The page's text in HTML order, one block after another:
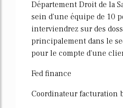
Département Droit de la
sein d'une équipe de 10
interviendrez sur des
principalement dans le
pour le compte d'une
Fed finance
Coordinateur